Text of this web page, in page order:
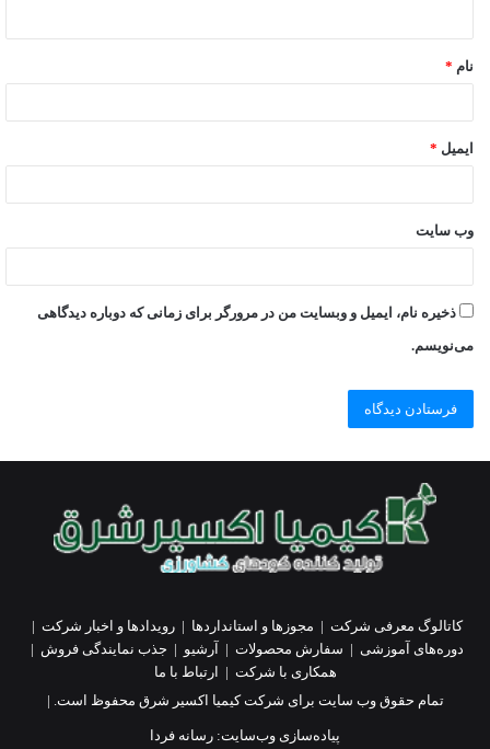
نام *
ایمیل *
وب‌ سایت
ذخیره نام، ایمیل و وبسایت من در مرورگر برای زمانی که دوباره دیدگاهی
می‌نویسم.
کاتالوگ معرفی شرکت | مجوزها و استانداردها |رویدادها و اخبار شرکت |
دوره‌های آموزشی | سفارش محصولات | آرشیو | جذب نمایندگی فروش |
همکاری با شرکت |
ارتباط با ما
تمام حقوق وب سایت برای شرکت کیمیا اکسیر شرق محفوظ است. |
پیاده‌سازی وب‌سایت: رسانه فردا